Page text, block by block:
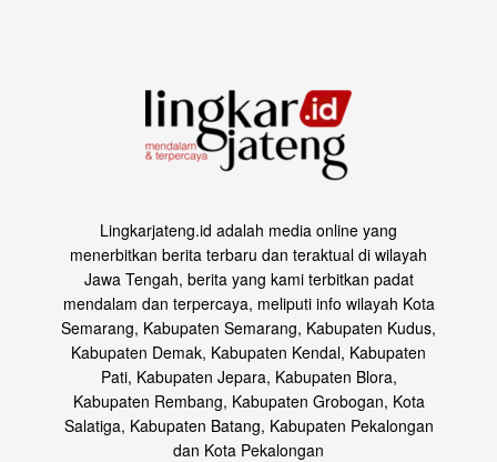
Lingkarjateng.id adalah media online yang
menerbitkan berita terbaru dan teraktual di wilayah
Jawa Tengah, berita yang kami terbitkan padat
mendalam dan terpercaya, meliputi info wilayah Kota
Semarang, Kabupaten Semarang, Kabupaten Kudus,
Kabupaten Demak, Kabupaten Kendal, Kabupaten
Pati, Kabupaten Jepara, Kabupaten Blora,
Kabupaten Rembang, Kabupaten Grobogan, Kota
Salatiga, Kabupaten Batang, Kabupaten Pekalongan
dan Kota Pekalongan